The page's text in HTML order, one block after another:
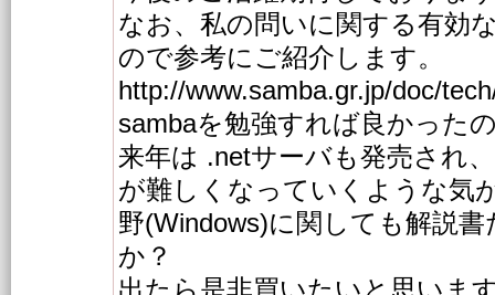
なお、私の問いに関する有効
ので参考にご紹介します。
http://www.samba.gr.jp/doc/
sambaを勉強すれば良かった
来年は .netサーバも発売され
が難しくなっていくような気
野(Windows)に関しても解説
か？